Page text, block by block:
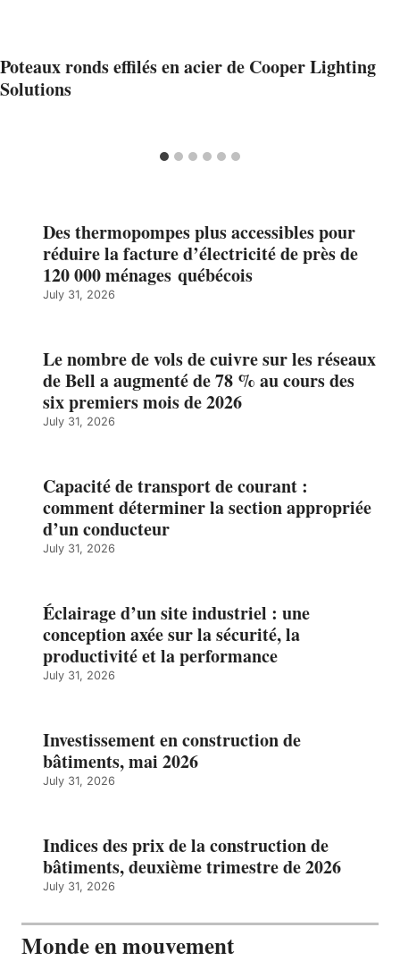
Poteaux ronds effilés en acier de Cooper Lighting
Solutions
Des thermopompes plus accessibles pour
réduire la facture d’électricité de près de
120 000 ménages québécois
July 31, 2026
Le nombre de vols de cuivre sur les réseaux
de Bell a augmenté de 78 % au cours des
six premiers mois de 2026
July 31, 2026
Capacité de transport de courant :
comment déterminer la section appropriée
d’un conducteur
July 31, 2026
Éclairage d’un site industriel : une
conception axée sur la sécurité, la
productivité et la performance
July 31, 2026
Investissement en construction de
bâtiments, mai 2026
July 31, 2026
Indices des prix de la construction de
bâtiments, deuxième trimestre de 2026
July 31, 2026
Monde en mouvement